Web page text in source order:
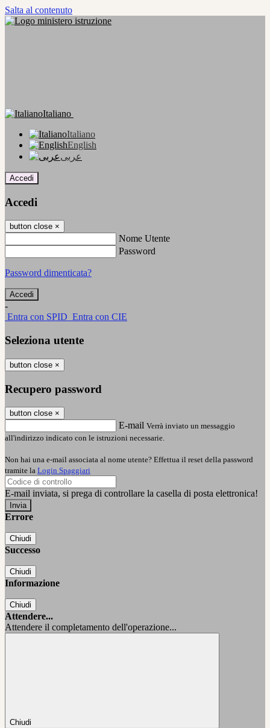
Salta al contenuto
Italiano
Italiano
English
عربى
Accedi
Accedi
button close ×
Nome Utente
Password
Password dimenticata?
-
Entra con SPID Entra con CIE
Seleziona utente
button close ×
Recupero password
button close ×
E-mail Verrà inviato un messaggio
all'indirizzo indicato con le istruzioni necessarie.
Non hai una e-mail associata al nome utente? Effettua il reset della password
tramite la Login Spaggiari
E-mail inviata, si prega di controllare la casella di posta elettronica!
Errore
Chiudi
Successo
Chiudi
Informazione
Chiudi
Attendere...
Attendere il completamento dell'operazione...
Chiudi